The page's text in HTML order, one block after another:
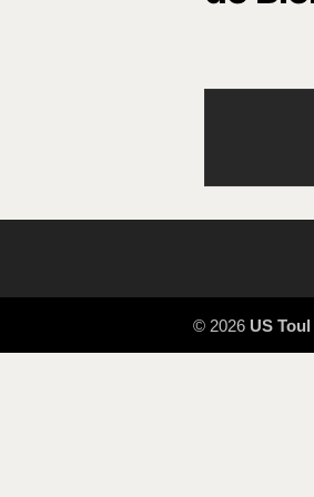
© 2026 US